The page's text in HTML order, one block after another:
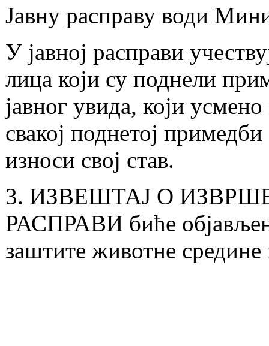
Јавну расправу води
У јавној расправи
лица који су поднели
јавног увида, који
свакој поднетој
износи свој став.
3. ИЗВЕШТАЈ О
РАСПРАВИ биће
заштите животне